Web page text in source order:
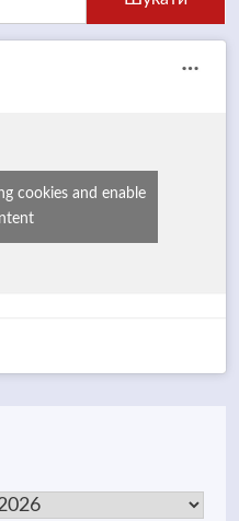
cookies and enable